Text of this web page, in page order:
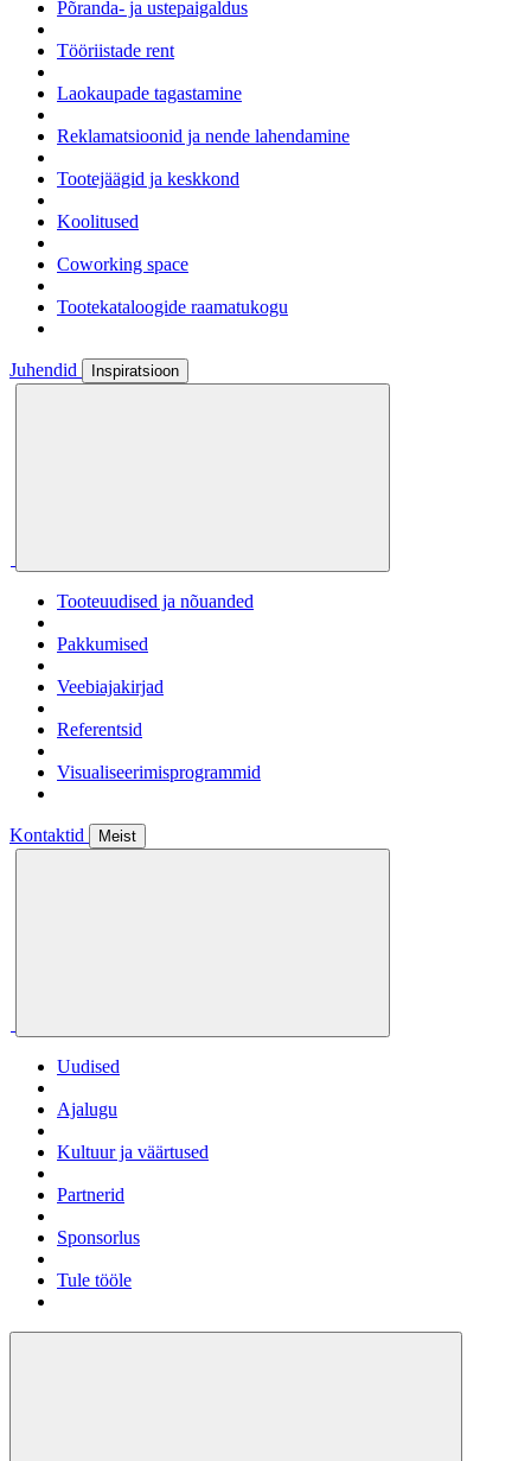
Põranda- ja ustepaigaldus
Tööriistade rent
Laokaupade tagastamine
Reklamatsioonid ja nende lahendamine
Tootejäägid ja keskkond
Koolitused
Coworking space
Tootekataloogide raamatukogu
Juhendid Inspiratsioon
Tooteuudised ja nõuanded
Pakkumised
Veebiajakirjad
Referentsid
Visualiseerimisprogrammid
Kontaktid Meist
Uudised
Ajalugu
Kultuur ja väärtused
Partnerid
Sponsorlus
Tule tööle